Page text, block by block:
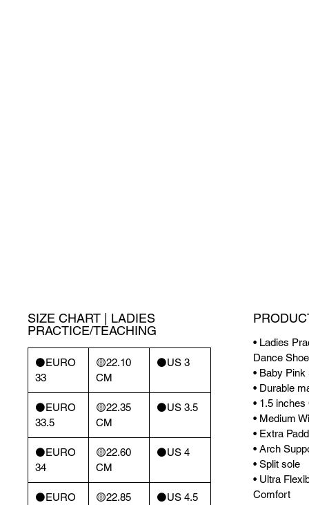
SIZE CHART | LADIES
PRACTICE/TEACHING
⚫️EURO
33
🟡22.10
CM
⚫️US 3
⚫️EURO
33.5
🟡22.35
CM
⚫️US 3.5
⚫️EURO
34
🟡22.60
CM
⚫️US 4
⚫️EURO
🟡22.85
⚫️US 4.5
• Ladies
Dance
• Baby Pink
• Durable
• 1.5
• Medium
• Extra
• Arch
• Split sole
• Ultra
Comfort